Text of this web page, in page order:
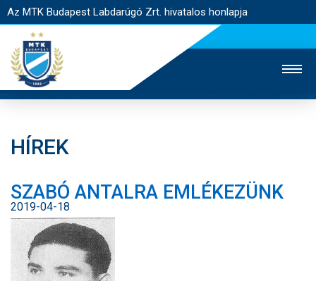
Az MTK Budapest Labdarúgó Zrt. hivatalos honlapja
JEGYÉRTÉKESÍTÉS
WEBSHOP
STADION
EGYESÜLET
HÍREK
SZABÓ ANTALRA EMLÉKEZÜNK
2019-04-18